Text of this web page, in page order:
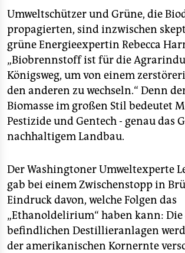
Umweltschützer und Grüne, die
propagierten, sind inzwischen
grüne Energieexpertin Rebecca
„Biobrennstoff ist für die
Königsweg, um von einem
den anderen zu wechseln.“ Denn
Biomasse im großen Stil bedeutet
Pestizide und Gentech - genau das
nachhaltigem Landbau.
Der Washingtoner Umweltexperte
gab bei einem Zwischenstopp in
Eindruck davon, welche Folgen das
„Ethanoldelirium“ haben kann:
befindlichen Destillieranlagen
der amerikanischen Kornernte